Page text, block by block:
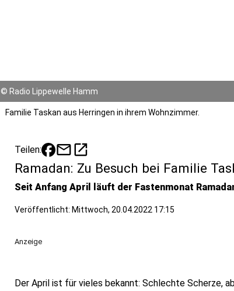
© Radio Lippewelle Hamm
Familie Taskan aus Herringen in ihrem Wohnzimmer.
Teilen: mailopen_in_new
Ramadan: Zu Besuch bei Familie
Seit Anfang April läuft der Fastenmonat
Veröffentlicht: Mittwoch, 20.04.2022 17:15
Anzeige
Der April ist für vieles bekannt: Schlechte Scherze,